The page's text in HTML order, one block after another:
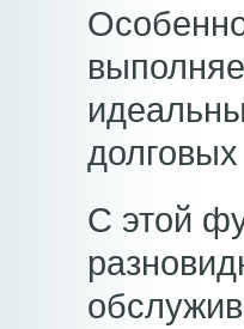
долговых
С этой